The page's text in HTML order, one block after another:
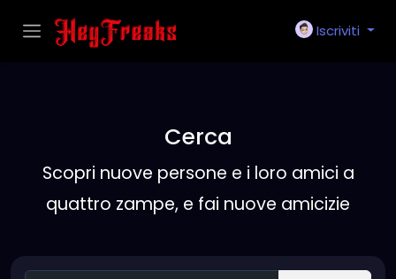
Iscriviti
Cerca
Scopri nuove persone e i loro amici a
quattro zampe, e fai nuove amicizie